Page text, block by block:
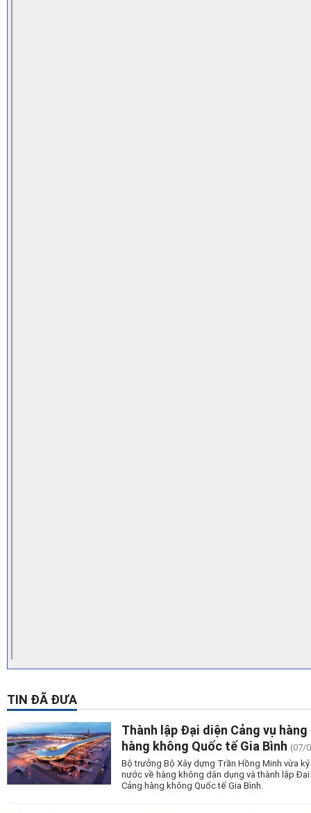
TIN ĐÃ ĐƯA
Thành lập Đại diện Cảng vụ
hàng không Quốc tế Gia Bình (07/
Bộ trưởng Bộ Xây dựng Trần Hồng Minh vừa
nước về hàng không dân dụng và thành lập
Cảng hàng không Quốc tế Gia Bình.